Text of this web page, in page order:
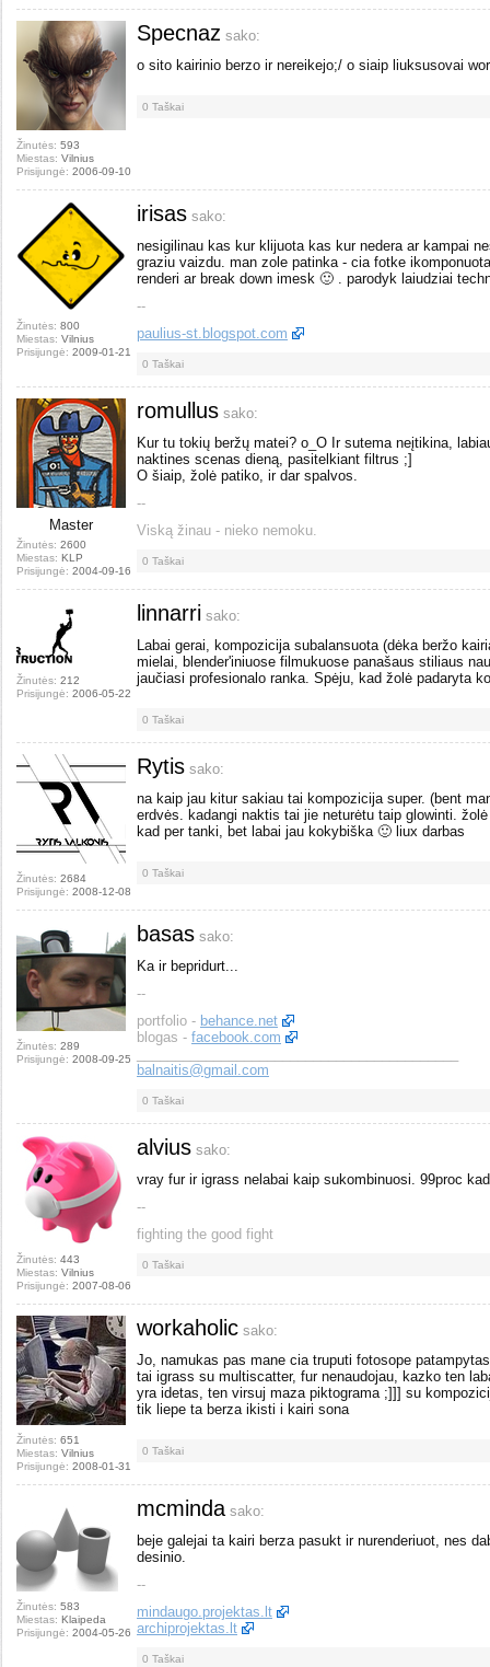
Žinutės: 593
Miestas: Vilnius
Prisijungė: 2006-09-10
Specnaz sako:
o sito kairinio berzo ir nereikejo;/ o siaip liuksusovai
0 Taškai
Žinutės: 800
Miestas: Vilnius
Prisijungė: 2009-01-21
irisas sako:
nesigilinau kas kur klijuota kas kur nedera ar kampai
graziu vaizdu. man zole patinka - cia fotke
renderi ar break down imesk 🙂 . parodyk laiudziai
--
paulius-st.blogspot.com
0 Taškai
Master
Žinutės: 2600
Miestas: KLP
Prisijungė: 2004-09-16
romullus sako:
Kur tu tokių beržų matei? o_O Ir sutema neįtikina,
naktines scenas dieną, pasitelkiant filtrus ;]
O šiaip, žolė patiko, ir dar spalvos.
--
Viską žinau - nieko nemoku.
0 Taškai
Žinutės: 212
Prisijungė: 2006-05-22
linnarri sako:
Labai gerai, kompozicija subalansuota (dėka beržo
mielai, blender'iniuose filmukuose panašaus stiliaus
jaučiasi profesionalo ranka. Spėju, kad žolė padaryta
0 Taškai
Žinutės: 2684
Prisijungė: 2008-12-08
Rytis sako:
na kaip jau kitur sakiau tai kompozicija super. (bent
erdvės. kadangi naktis tai jie neturėtu taip glowinti.
kad per tanki, bet labai jau kokybiška 🙂 liux darbas
0 Taškai
Žinutės: 289
Prisijungė: 2008-09-25
basas sako:
Ka ir bepridurt...
--
portfolio - behance.net
blogas - facebook.com
balnaitis@gmail.com
0 Taškai
Žinutės: 443
Miestas: Vilnius
Prisijungė: 2007-08-06
alvius sako:
vray fur ir igrass nelabai kaip sukombinuosi. 99proc
--
fighting the good fight
0 Taškai
Žinutės: 651
Miestas: Vilnius
Prisijungė: 2008-01-31
workaholic sako:
Jo, namukas pas mane cia truputi fotosope
tai igrass su multiscatter, fur nenaudojau, kazko ten
yra idetas, ten virsuj maza piktograma ;]]] su
tik liepe ta berza ikisti i kairi sona
0 Taškai
Žinutės: 583
Miestas: Klaipeda
Prisijungė: 2004-05-26
mcminda sako:
beje galejai ta kairi berza pasukt ir nurenderiuot, nes
desinio.
--
mindaugo.projektas.lt
archiprojektas.lt
0 Taškai